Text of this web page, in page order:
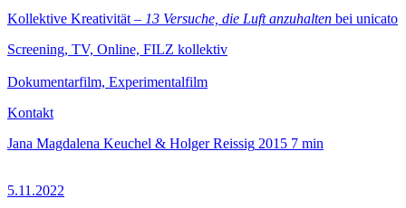
Kollektive Kreativität – 13 Versuche, die Luft anzuhalten bei unicato
Screening, TV, Online, FILZ kollektiv
Dokumentarfilm, Experimentalfilm
Kontakt
Jana Magdalena Keuchel & Holger Reissig 2015 7 min
5.11.2022